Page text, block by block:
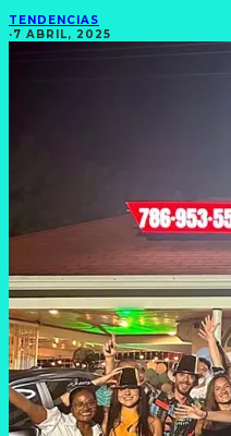
TENDENCIAS
·7 ABRIL, 2025